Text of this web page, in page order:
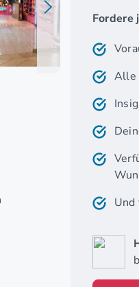
Fordere
Alle
Und